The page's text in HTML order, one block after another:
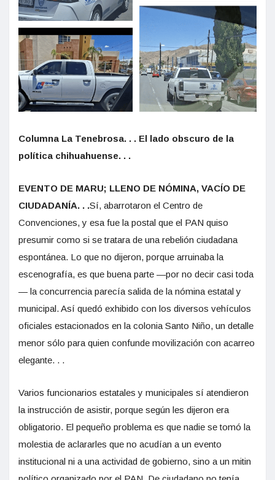
Columna La Tenebrosa. . . El lado obscuro de la
política chihuahuense. . .
EVENTO DE MARU; LLENO DE NÓMINA, VACÍO DE
CIUDADANÍA. . .Sí, abarrotaron el Centro de
Convenciones, y esa fue la postal que el PAN quiso
presumir como si se tratara de una rebelión ciudadana
espontánea. Lo que no dijeron, porque arruinaba la
escenografía, es que buena parte —por no decir casi toda
— la concurrencia parecía salida de la nómina estatal y
municipal. Así quedó exhibido con los diversos vehículos
oficiales estacionados en la colonia Santo Niño, un detalle
menor sólo para quien confunde movilización con acarreo
elegante. . .
Varios funcionarios estatales y municipales sí atendieron
la instrucción de asistir, porque según les dijeron era
obligatorio. El pequeño problema es que nadie se tomó la
molestia de aclararles que no acudían a un evento
institucional ni a una actividad de gobierno, sino a un mitin